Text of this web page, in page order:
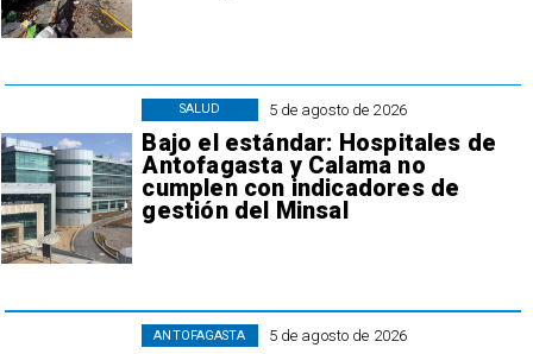
5 de agosto de 2026
Bajo el estándar: Hospitales de
Antofagasta y Calama no
cumplen con indicadores de
gestión del Minsal
SALUD
5 de agosto de 2026
ANTOFAGASTA